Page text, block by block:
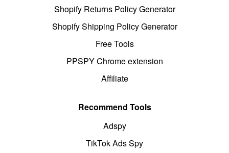
Shopify Returns Policy Generator
Shopify Shipping Policy Generator
Free Tools
PPSPY Chrome extension
Affiliate
Recommend Tools
Adspy
TikTok Ads Spy